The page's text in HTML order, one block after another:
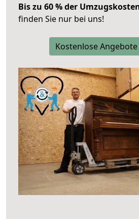
Bis zu 60 % der
finden Sie nur bei uns!
Kostenlose